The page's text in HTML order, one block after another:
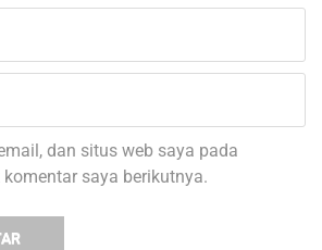
dan situs web saya pada
saya berikutnya.